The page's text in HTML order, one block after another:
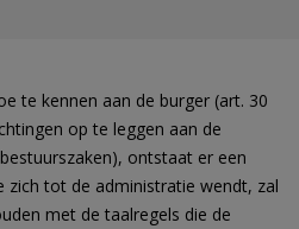
te kennen aan de burger (art. 30
op te leggen aan de
ontstaat er een
zich tot de administratie wendt, zal
met de taalregels die de